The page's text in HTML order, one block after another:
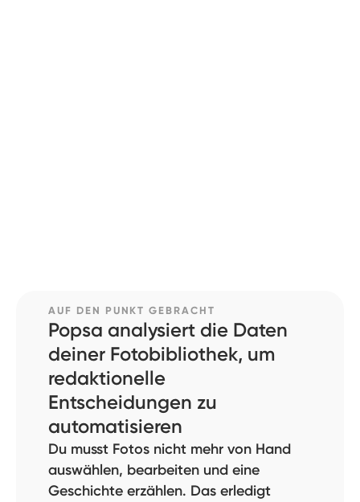
AUF DEN PUNKT GEBRACHT
Popsa analysiert die Daten
deiner Fotobibliothek, um
redaktionelle
Entscheidungen zu
automatisieren
Du musst Fotos nicht mehr von Hand
auswählen, bearbeiten und eine
Geschichte erzählen. Das erledigt